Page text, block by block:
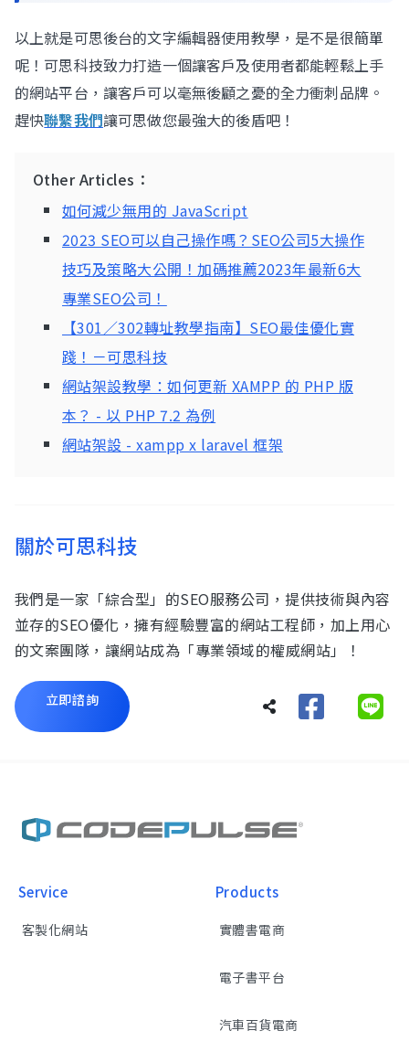
以上就是可思後台的文字編輯器使用教學，是不是很簡單
呢！可思科技致力打造一個讓客戶及使用者都能輕鬆上手
的網站平台，讓客戶可以毫無後顧之憂的全力衝刺品牌。
趕快聯繫我們讓可思做您最強大的後盾吧！
Other Articles：
如何減少無用的 JavaScript
2023 SEO可以自己操作嗎？SEO公司5大操作
技巧及策略大公開！加碼推薦2023年最新6大
專業SEO公司！
【301／302轉址教學指南】SEO最佳優化實
踐！－可思科技
網站架設教學：如何更新 XAMPP 的 PHP 版
本？ - 以 PHP 7.2 為例
網站架設 - xampp x laravel 框架
關於可思科技
我們是一家「綜合型」的SEO服務公司，提供技術與內容
並存的SEO優化，擁有經驗豐富的網站工程師，加上用心
的文案團隊，讓網站成為「專業領域的權威網站」！
立即諮詢
Service
客製化網站
Products
實體書電商
電子書平台
汽車百貨電商